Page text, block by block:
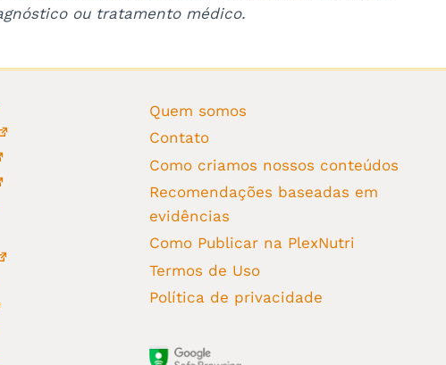
ou tratamento médico.
Quem somos
Contato
Como criamos nossos conteúdos
Recomendações baseadas em
evidências
Como Publicar na PlexNutri
Termos de Uso
Política de privacidade